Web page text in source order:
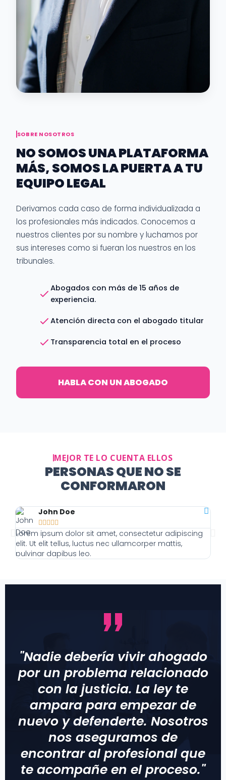
SOBRE NOSOTROS
NO SOMOS UNA PLATAFORMA
MÁS, SOMOS LA PUERTA A TU
EQUIPO LEGAL
Derivamos cada caso de forma individualizada a
los profesionales más indicados. Conocemos a
nuestros clientes por su nombre y luchamos por
sus intereses como si fueran los nuestros en los
tribunales.
Abogados con más de 15 años de
experiencia.
Atención directa con el abogado titular
Transparencia total en el proceso
HABLA CON UN ABOGADO
MEJOR TE LO CUENTA ELLOS
PERSONAS QUE NO SE
CONFORMARON
John Doe
    
Lorem ipsum dolor sit amet, consectetur adipiscing
elit. Ut elit tellus, luctus nec ullamcorper mattis,
pulvinar dapibus leo.
"Nadie debería vivir ahogado
por un problema relacionado
con la justicia. La ley te
ampara para empezar de
nuevo y defenderte. Nosotros
nos aseguramos de
encontrar al profesional que
te acompañe en el proceso."